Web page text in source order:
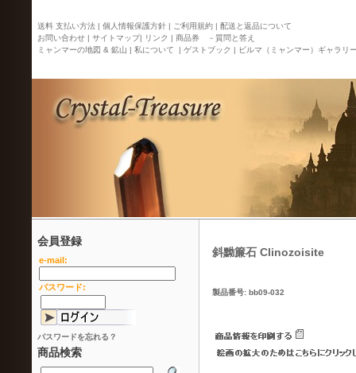
送料 支払い方法 | 個人情報保護方針 | ご利用規約 | 配送と返品について
お問い合わせ | サイトマップ| リンク | 商品券 －質問と答え
ミャンマーの地図 & 鉱山 | 私について | ゲストブック | ビルマ（ミャンマー）ギャラリ
会員登録
e-mail:
パスワード:
パスワードを忘れる？
商品検索
斜黝簾石 Clinozoisite
製品番号: bb09-032